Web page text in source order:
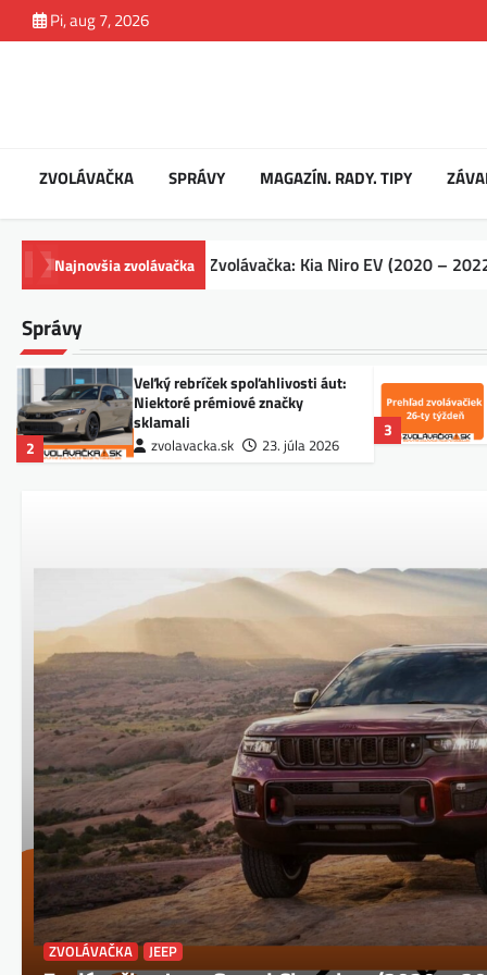
to
Pi, aug 7, 2026
ZVOLÁVAČKA SPRÁVY MAGAZÍN. RADY. TIPY
Najnovšia zvolávačka
Zvolávačka: Kia Niro EV (2020 – 2022) BMW,
Správy
áut:
23. júla 2026
3
Prehľad zvolávacích akcií 26.
týždňa 2026
9. júla 2026
ZVOLÁVAČKA JEEP